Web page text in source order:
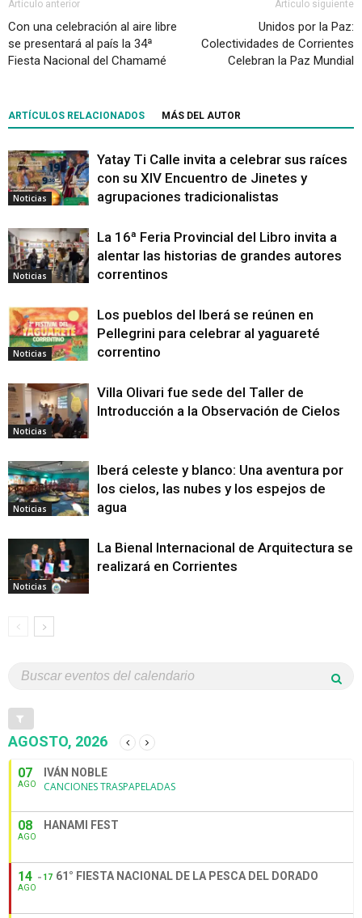
Artículo anterior
Con una celebración al aire libre
se presentará al país la 34ª
Fiesta Nacional del Chamamé
Artículo siguiente
Unidos por la Paz:
Colectividades de Corrientes
Celebran la Paz Mundial
ARTÍCULOS RELACIONADOS MÁS DEL AUTOR
Noticias
Yatay Ti Calle invita a celebrar sus raíces
con su XIV Encuentro de Jinetes y
agrupaciones tradicionalistas
Noticias
La 16ª Feria Provincial del Libro invita a
alentar las historias de grandes autores
correntinos
Noticias
Los pueblos del Iberá se reúnen en
Pellegrini para celebrar al yaguareté
correntino
Noticias
Villa Olivari fue sede del Taller de
Introducción a la Observación de Cielos
Noticias
Iberá celeste y blanco: Una aventura por
los cielos, las nubes y los espejos de
agua
Noticias
La Bienal Internacional de Arquitectura se
realizará en Corrientes
AGOSTO, 2026
07
AGO
IVÁN NOBLE
CANCIONES TRASPAPELADAS
08
AGO
HANAMI FEST
14
AGO
17 61° FIESTA NACIONAL DE LA PESCA DEL DORADO